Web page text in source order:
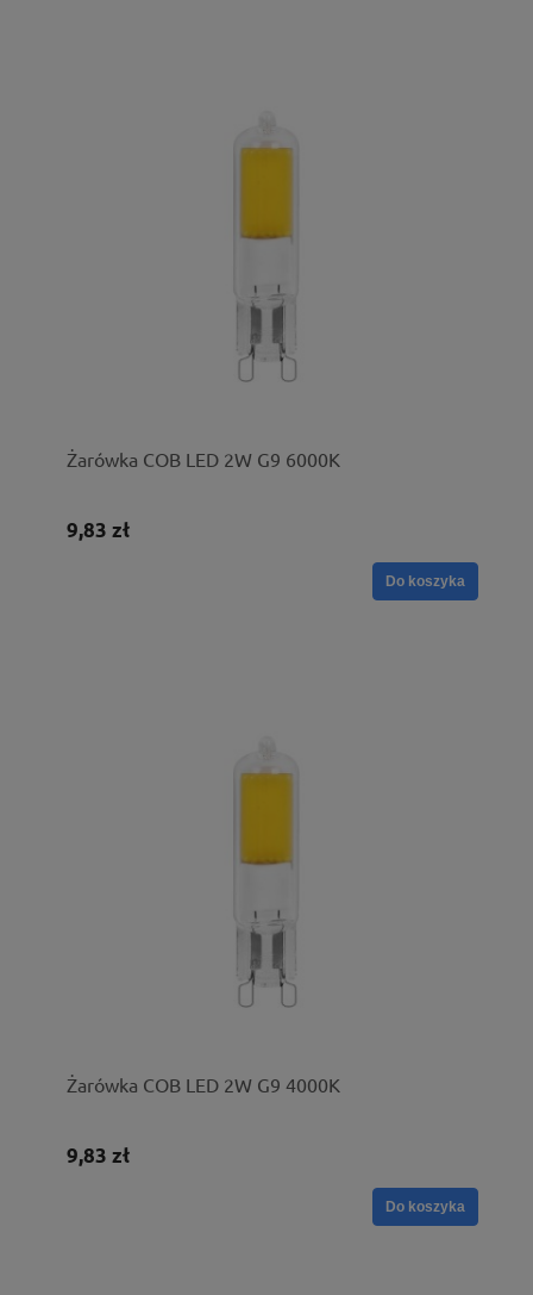
Żarówka COB LED 2W G9 6000K
9,83 zł
Do koszyka
Żarówka COB LED 2W G9 4000K
9,83 zł
Do koszyka